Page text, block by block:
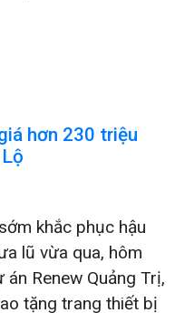
hơn 230 triệu
khắc phục hậu
lũ vừa qua, hôm
Renew Quảng Trị,
tặng trang thiết bị